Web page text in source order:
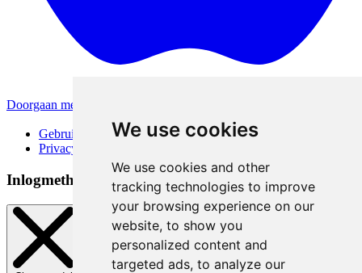
We use cookies
We use cookies and other
tracking technologies to improve
your browsing experience on our
website, to show you
personalized content and
targeted ads, to analyze our
Doorgaan met Apple
Gebruiksvoorwaarden
Privacybeleid
Inlogmethoden